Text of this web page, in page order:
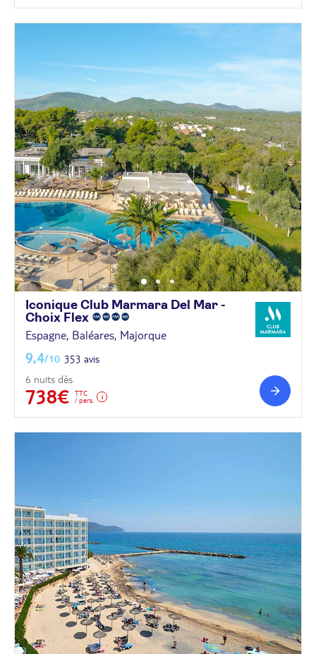
Iconique Club Marmara Del Mar -
Choix Flex
Espagne, Baléares, Majorque
9,4/10 353 avis
6 nuits dès
738€
TTC
/ pers.